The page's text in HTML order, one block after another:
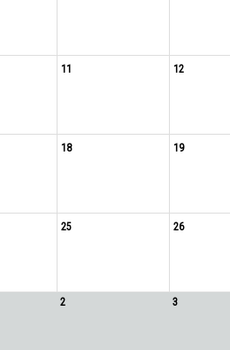
11 12
18 19
25 26
2 3